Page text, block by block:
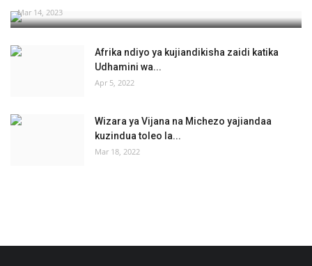
Mar 14, 2023
Afrika ndiyo ya kujiandikisha zaidi katika
Udhamini wa...
Apr 5, 2022
Wizara ya Vijana na Michezo yajiandaa
kuzindua toleo la...
Mar 18, 2022